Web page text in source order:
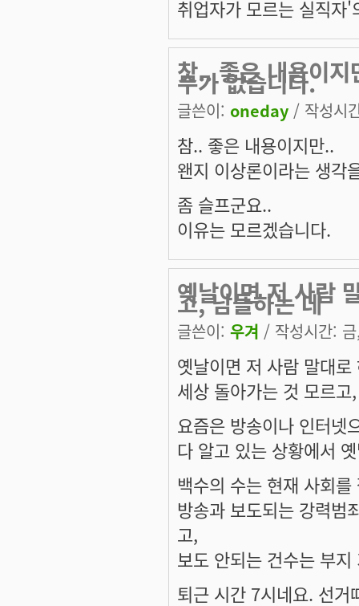
취업자가 모르는 실직자
참.. 좋은 내용이
수가 없습니다.
글쓴이: oneday / 작성시
참.. 좋은 내용이지만..
왠지 이상론이라는 생각
좀 슬프군요..
이유는 모르겠습니다.
옛날이면 저 사람
고, 남들하는 데
글쓴이: 우겨 / 작성시간:
옛날이면 저 사람 말대로
세상 돌아가는 것 모르
요즘은 방송이나 인터넷
다 알고 있는 상황에서
백수의 수는 현재 사회
방송과 보도되는 강력범
고,
보도 안되는 건수는 부
퇴근 시간 7시네요. 선거